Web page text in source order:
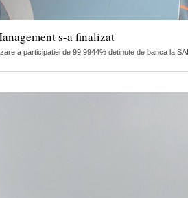
s-a finalizat
a participatiei de 99,9944% detinute de banca la